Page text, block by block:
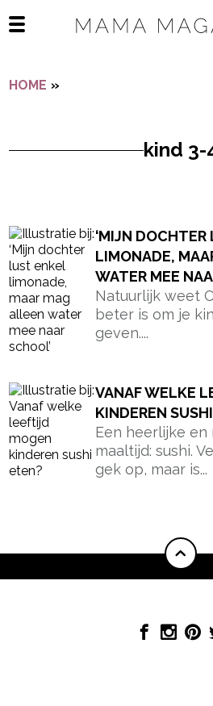
Open het mobiele menu
HOME »
kind 3-
‘MIJN DOCHTER
LIMONADE,
WATER MEE
Natuurlijk weet
beter is om je
geven....
VANAF WELKE
KINDEREN
Een heerlijke
maaltijd: sushi.
gek op, maar is...